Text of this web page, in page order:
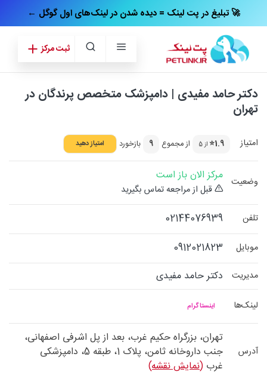
← تبلیغ در پت‌ لینک = دیده شدن در لینک‌های اول گوگل 🚀
ثبت مرکز
دکتر حامد مفیدی | دامپزشک متخصص پرندگان در
تهران
امتیاز 1.9⭐ از 5 از مجموع 9 بازخورد امتیاز دهید
وضعیت مرکز الان باز است
قبل از مراجعه تماس بگیرید
تلفن
02144076939
موبایل 0912021823
مدیریت دکتر حامد مفیدی
لینک‌ها اینستاگرام
آدرس
تهران، بزرگراه حکیم غرب، بعد از پل اشرفی اصفهانی،
جنب داروخانه ثامن، پلاک 1، طبقه 5، دامپزشکی
غرب (نمایش نقشه)